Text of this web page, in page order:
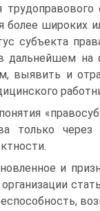
более широких
субъекта
дальнейшем на
выявить и
только через
и